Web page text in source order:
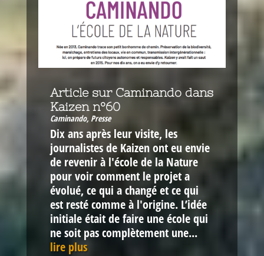
Article sur Caminando dans
Kaizen n°60
Caminando, Presse
Dix ans après leur visite, les
journalistes de Kaizen ont eu envie
de revenir à l'école de la Nature
pour voir comment le projet a
évolué, ce qui a changé et ce qui
est resté comme à l'origine. L’idée
initiale était de faire une école qui
ne soit pas complètement une...
lire plus